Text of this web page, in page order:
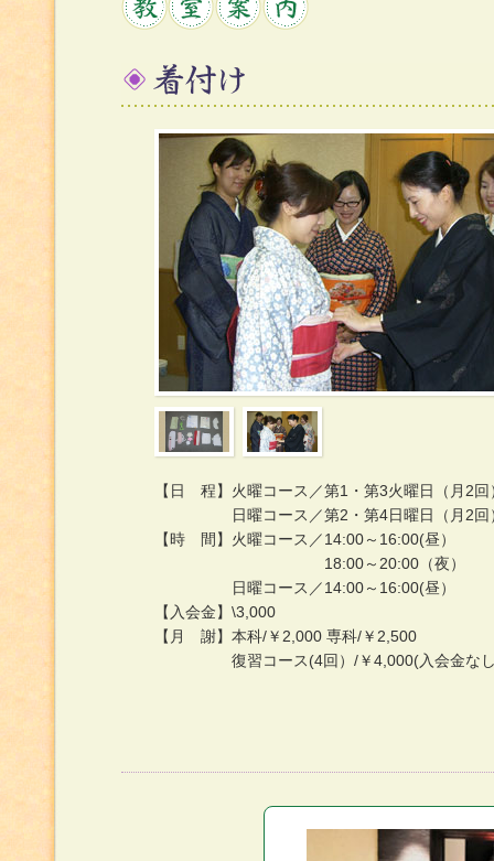
【日 程】火曜コース／第1・第3火曜日（月2回
日曜コース／第2・第4日曜日（月2回
【時 間】火曜コース／14:00～16:00(昼）
18:00～20:00（夜）
日曜コース／14:00～16:00(昼）
【入会金】\3,000
【月 謝】本科/￥2,000 専科/￥2,500
復習コース(4回）/￥4,000(入会金な